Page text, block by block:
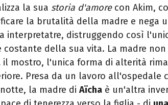
la sua storia d'amorecon Akim,
la brutalità della madre e nega
interpretatre, distruggendo così
costante della sua vita. La madre
il mostro, l'unica forma di alterità
Presa da un lavoro all'ospedale
la madre di Aïcha è un'altra